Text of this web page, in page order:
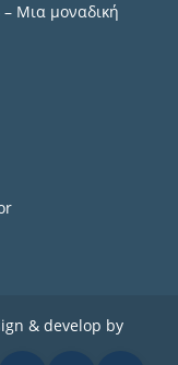
Μια μοναδική
& develop by